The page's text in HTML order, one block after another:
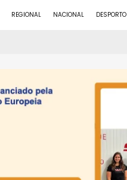
REGIONAL NACIONAL DESPORTO